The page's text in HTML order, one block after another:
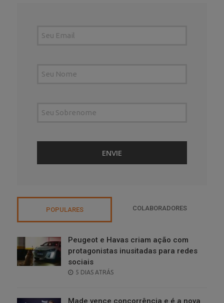
POPULARES COLABORADORES
Peugeot e Havas criam ação com
protagonistas inusitadas para redes
sociais
POSTED
5 DIAS ATRÁS
Made vence concorrência e é a nova